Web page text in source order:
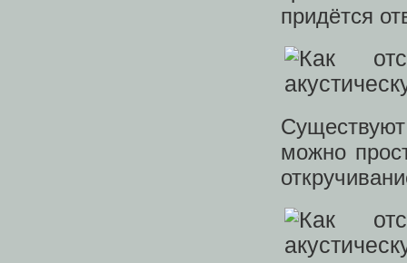
придётся
можно